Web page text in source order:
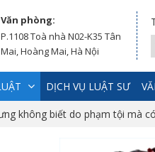
Văn phòng:
P.1108 Toà nhà N02-K35 Tân
Mai, Hoàng Mai, Hà Nội
DỊCH VỤ LUẬT SƯ
không biết do phạm tội mà